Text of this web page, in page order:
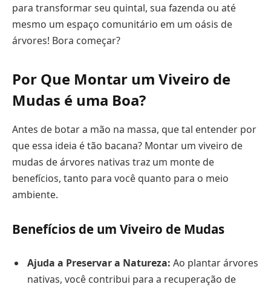
para transformar seu quintal, sua fazenda ou até
mesmo um espaço comunitário em um oásis de
árvores! Bora começar?
Por Que Montar um Viveiro de
Mudas é uma Boa?
Antes de botar a mão na massa, que tal entender por
que essa ideia é tão bacana? Montar um viveiro de
mudas de árvores nativas traz um monte de
benefícios, tanto para você quanto para o meio
ambiente.
Benefícios de um Viveiro de Mudas
Ajuda a Preservar a Natureza: Ao plantar árvores
nativas, você contribui para a recuperação de